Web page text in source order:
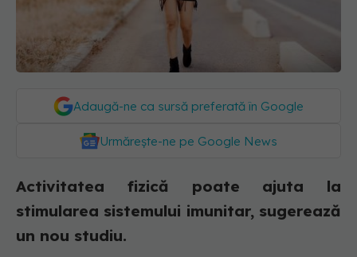
Adaugă-ne ca sursă preferată în Google
Urmărește-ne pe Google News
Activitatea fizică poate ajuta la
stimularea sistemului imunitar, sugerează
un nou studiu.